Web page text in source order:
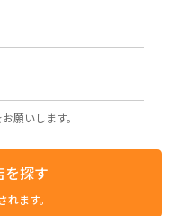
願いします。
を探す
ます。